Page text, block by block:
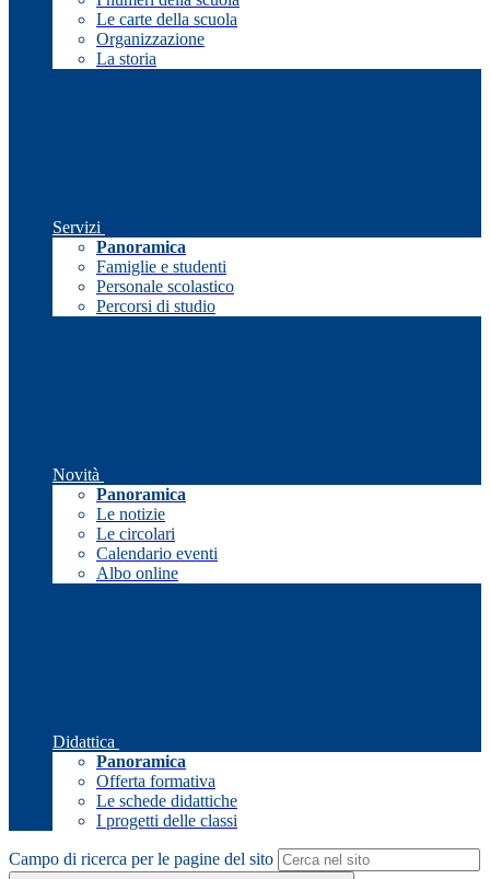
Le carte della scuola
Organizzazione
La storia
Servizi
Panoramica
Famiglie e studenti
Personale scolastico
Percorsi di studio
Novità
Panoramica
Le notizie
Le circolari
Calendario eventi
Albo online
Didattica
Panoramica
Offerta formativa
Le schede didattiche
I progetti delle classi
Campo di ricerca per le pagine del sito